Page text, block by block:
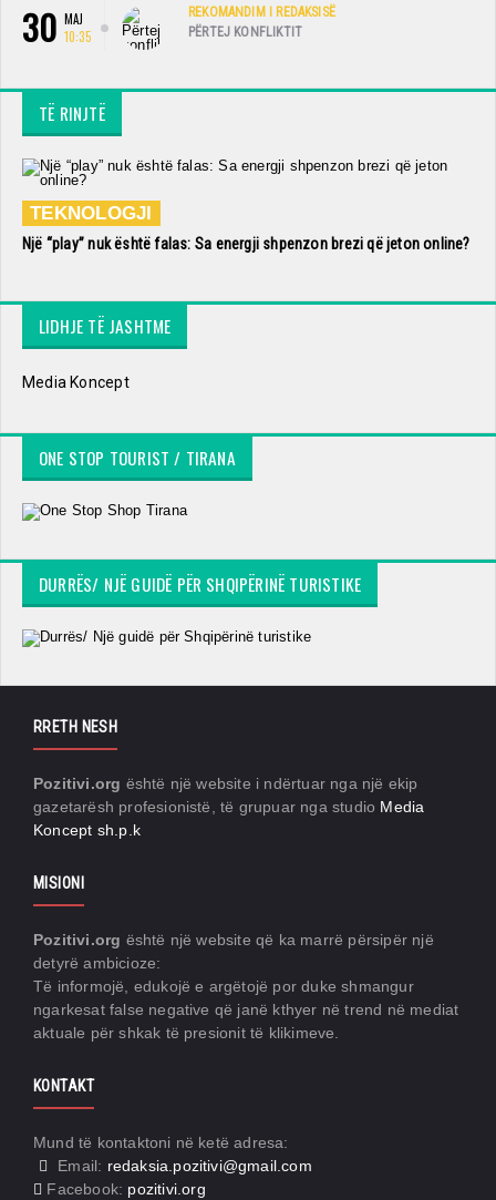
30 MAJ
10:35
REKOMANDIM I REDAKSISË
PËRTEJ KONFLIKTIT
TË RINJTË
TEKNOLOGJI
Një “play” nuk është falas: Sa energji shpenzon brezi që jeton online?
LIDHJE TË JASHTME
Media Koncept
ONE STOP TOURIST / TIRANA
DURRËS/ NJË GUIDË PËR SHQIPËRINË TURISTIKE
RRETH NESH
Pozitivi.org është një website i ndërtuar nga një ekip
gazetarësh profesionistë, të grupuar nga studio Media
Koncept sh.p.k
MISIONI
Pozitivi.org është një website që ka marrë përsipër një
detyrë ambicioze:
Të informojë, edukojë e argëtojë por duke shmangur
ngarkesat false negative që janë kthyer në trend në mediat
aktuale për shkak të presionit të klikimeve.
KONTAKT
Mund të kontaktoni në ketë adresa:
Email: redaksia.pozitivi@gmail.com
Facebook: pozitivi.org